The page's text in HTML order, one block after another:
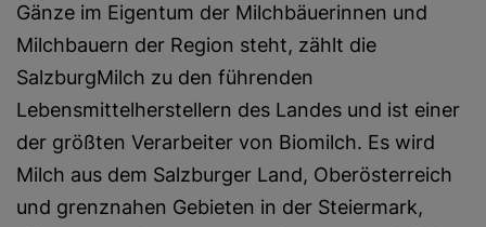
Gänze im Eigentum der Milchbäuerinnen und
Milchbauern der Region steht, zählt die
SalzburgMilch zu den führenden
Lebensmittelherstellern des Landes und ist einer
der größten Verarbeiter von Biomilch. Es wird
Milch aus dem Salzburger Land, Oberösterreich
und grenznahen Gebieten in der Steiermark,